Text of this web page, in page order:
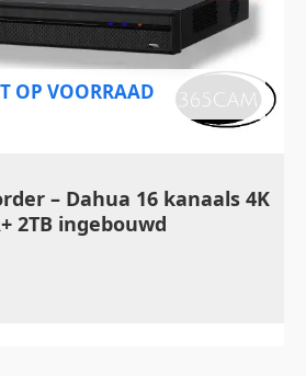
OP VOORRAAD
– Dahua 16 kanaals 4K
2TB ingebouwd